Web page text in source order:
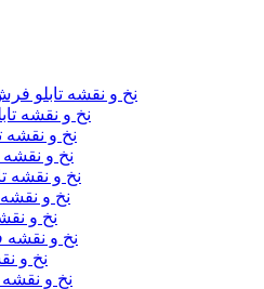
نخ و نقشه تابلو
نخ و نقشه
نخ و نقشه
نخ و
نخ و نقشه
نخ و
نخ و
نخ و نقشه
نخ و
نخ و